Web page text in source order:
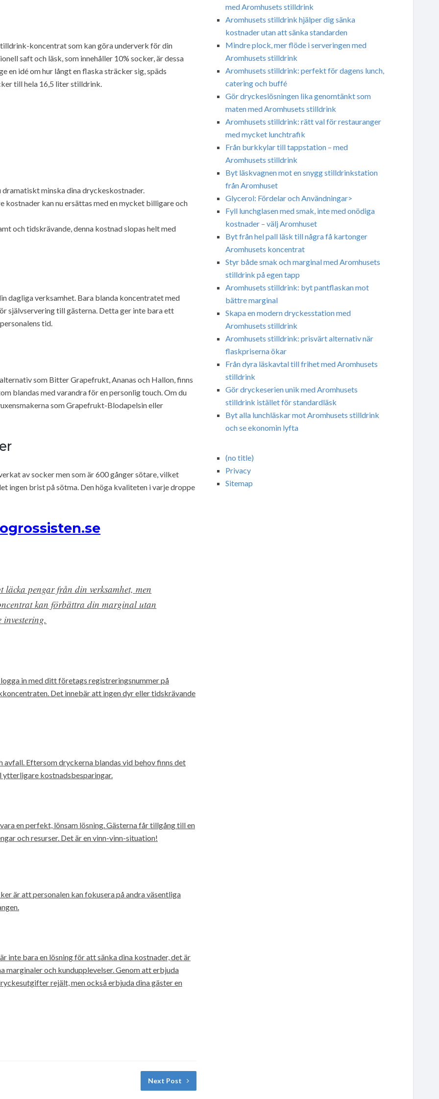
koncentrat som kan göra underverk för din
saft och läsk, som innehåller 10% socker, är dessa
en idé om hur långt en flaska sträcker sig, späds
till hela 16,5 liter stilldrink.
minska dina dryckeskostnader.
kostnader kan nu ersättas med en mycket billigare och
och tidskrävande, denna kostnad slopas helt med
dagliga verksamhet. Bara blanda koncentratet med
självservering till gästerna. Detta ger inte bara ett
tid.
som Bitter Grapefrukt, Ananas och Hallon, finns
blandas med varandra för en personlig touch. Om du
som Grapefrukt-Blodapelsin eller
av socker men som är 600 gånger sötare, vilket
ingen brist på sötma. Den höga kvaliteten i varje droppe
pengar från din verksamhet, men
kan förbättra din marginal utan
investering.
in med ditt företags registreringsnummer på
Det innebär att ingen dyr eller tidskrävande
avfall. Eftersom dryckerna blandas vid behov finns det
kostnadsbesparingar.
en perfekt, lönsam lösning. Gästerna får tillgång till en
och resurser. Det är en vinn-vinn-situation!
är att personalen kan fokusera på andra väsentliga
inte bara en lösning för att sänka dina kostnader, det är
och kundupplevelser. Genom att erbjuda
rejält, men också erbjuda dina gäster en
Next Post
med Aromhusets stilldrink
Aromhusets stilldrink hjälper dig sänka
kostnader utan att sänka standarden
Mindre plock, mer flöde i serveringen med
Aromhusets stilldrink
Aromhusets stilldrink: perfekt för dagens lunch,
catering och buffé
Gör dryckeslösningen lika genomtänkt som
maten med Aromhusets stilldrink
Aromhusets stilldrink: rätt val för restauranger
med mycket lunchtrafik
Från burkkylar till tappstation – med
Aromhusets stilldrink
Byt läskvagnen mot en snygg stilldrinkstation
från Aromhuset
Glycerol: Fördelar och Användningar>
Fyll lunchglasen med smak, inte med onödiga
kostnader – välj Aromhuset
Byt från hel pall läsk till några få kartonger
Aromhusets koncentrat
Styr både smak och marginal med Aromhusets
stilldrink på egen tapp
Aromhusets stilldrink: byt pantflaskan mot
bättre marginal
Skapa en modern dryckesstation med
Aromhusets stilldrink
Aromhusets stilldrink: prisvärt alternativ när
flaskpriserna ökar
Från dyra läskavtal till frihet med Aromhusets
stilldrink
Gör dryckeserien unik med Aromhusets
stilldrink istället för standardläsk
Byt alla lunchläskar mot Aromhusets stilldrink
och se ekonomin lyfta
(no title)
Privacy
Sitemap